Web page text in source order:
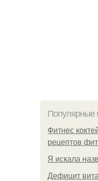
Популярные
Фитнес
рецептов
Я искала
Дефицит